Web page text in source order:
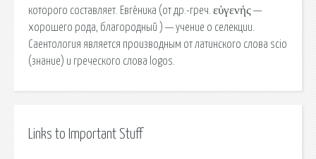
которого составляет. Евге́ника (от др.-греч. εὐγενής —
хорошего рода, благородный ) — учение о селекции.
Саентология является производным от латинского слова scio
(знание) и греческого слова logos.
Links to Important Stuff